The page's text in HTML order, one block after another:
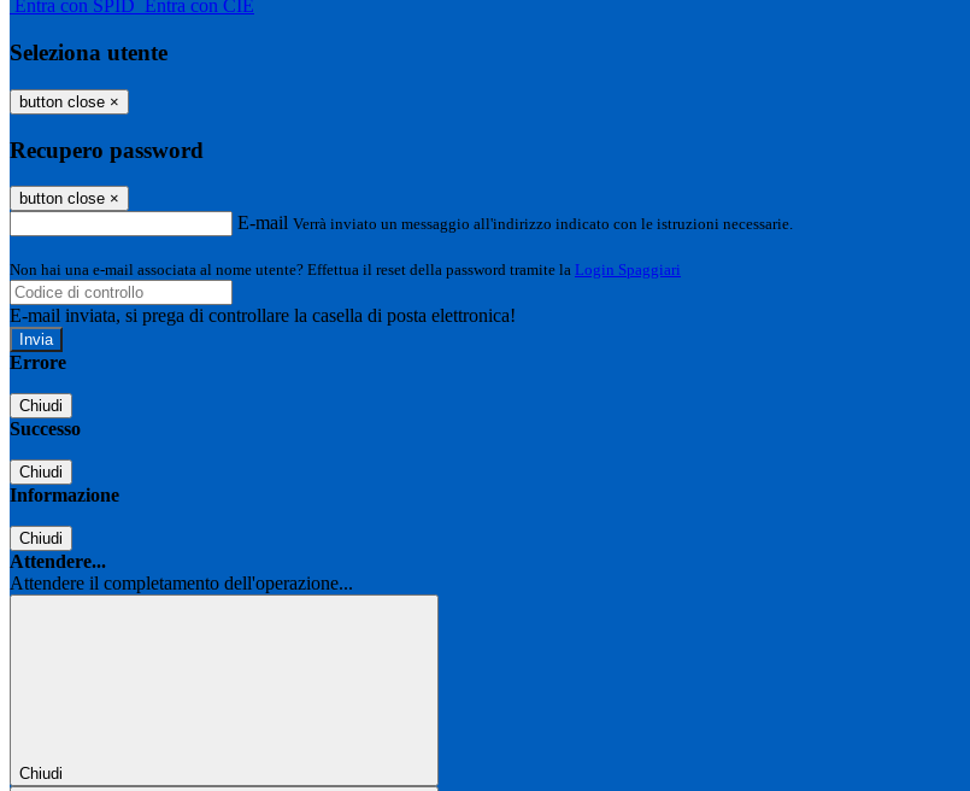
Entra con SPID Entra con CIE
Seleziona utente
button close ×
Recupero password
button close ×
E-mail Verrà inviato un messaggio all'indirizzo indicato con le istruzioni necessarie.
Non hai una e-mail associata al nome utente? Effettua il reset della password tramite la Login Spaggiari
E-mail inviata, si prega di controllare la casella di posta elettronica!
Errore
Chiudi
Successo
Chiudi
Informazione
Chiudi
Attendere...
Attendere il completamento dell'operazione...
Chiudi